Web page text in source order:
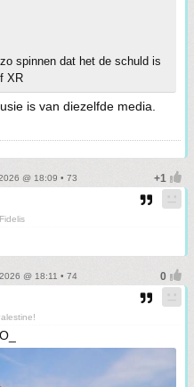
spinnen dat het de schuld is
XR
is van diezelfde media.
@ 18:09 • 73
@ 18:11 • 74